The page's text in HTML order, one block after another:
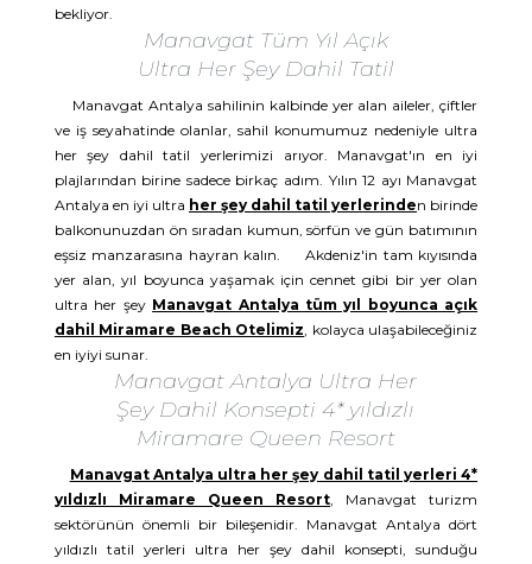
bekliyor.
Manavgat Tüm Yıl Açık
Ultra Her Şey Dahil Tatil
Manavgat Antalya sahilinin kalbinde yer alan aileler, çiftler
ve iş seyahatinde olanlar, sahil konumumuz nedeniyle ultra
her şey dahil tatil yerlerimizi arıyor. Manavgat'ın en iyi
plajlarından birine sadece birkaç adım. Yılın 12 ayı Manavgat
Antalya en iyi ultra her şey dahil tatil yerlerinden birinde
balkonunuzdan ön sıradan kumun, sörfün ve gün batımının
eşsiz manzarasına hayran kalın. Akdeniz'in tam kıyısında
yer alan, yıl boyunca yaşamak için cennet gibi bir yer olan
ultra her şey Manavgat Antalya tüm yıl boyunca açık
dahil Miramare Beach Otelimiz, kolayca ulaşabileceğiniz
en iyiyi sunar.
Manavgat Antalya Ultra Her
Şey Dahil Konsepti 4* yıldızlı
Miramare Queen Resort
Manavgat Antalya ultra her şey dahil tatil yerleri 4*
yıldızlı Miramare Queen Resort, Manavgat turizm
sektörünün önemli bir bileşenidir. Manavgat Antalya dört
yıldızlı tatil yerleri ultra her şey dahil konsepti, sunduğu